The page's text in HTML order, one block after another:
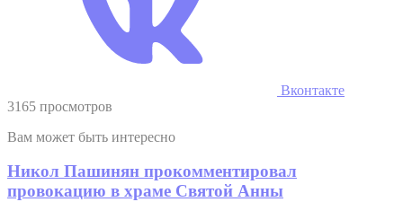
Вконтакте
3165 просмотров
Вам может быть интересно
Никол Пашинян прокомментировал
провокацию в храме Святой Анны